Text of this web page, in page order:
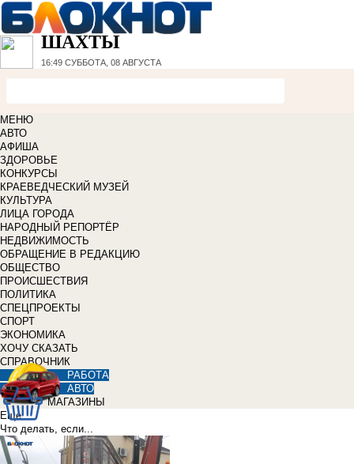
ШАХТЫ
16:49 СУББОТА, 08 АВГУСТА
МЕНЮ
АВТО
АФИША
ЗДОРОВЬЕ
КОНКУРСЫ
КРАЕВЕДЧЕСКИЙ МУЗЕЙ
КУЛЬТУРА
ЛИЦА ГОРОДА
НАРОДНЫЙ РЕПОРТЁР
НЕДВИЖИМОСТЬ
ОБРАЩЕНИЕ В РЕДАКЦИЮ
ОБЩЕСТВО
ПРОИСШЕСТВИЯ
ПОЛИТИКА
СПЕЦПРОЕКТЫ
СПОРТ
ЭКОНОМИКА
ХОЧУ СКАЗАТЬ
СПРАВОЧНИК
РАБОТА
АВТО
МАГАЗИНЫ
Еще
Что делать, если...